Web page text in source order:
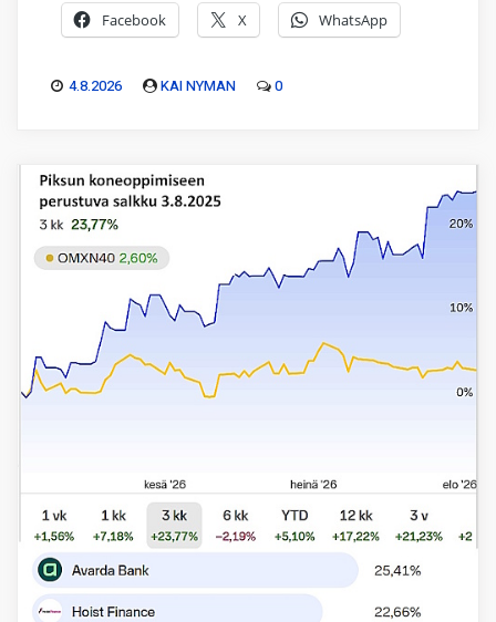
Facebook X WhatsApp
4.8.2026 KAI NYMAN 0